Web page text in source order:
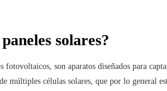
solares?
fotovoltaicos, son aparatos diseñados para
múltiples células solares, que por lo general